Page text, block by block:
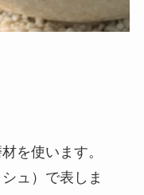
を使います。
ュ）で表しま